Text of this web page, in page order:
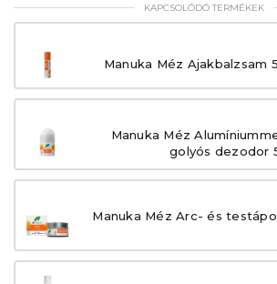
KAPCSOLÓDÓ TERMÉKEK
Manuka Méz Ajakbalzsam
Manuka Méz
golyós dezodor
Manuka Méz Arc- és